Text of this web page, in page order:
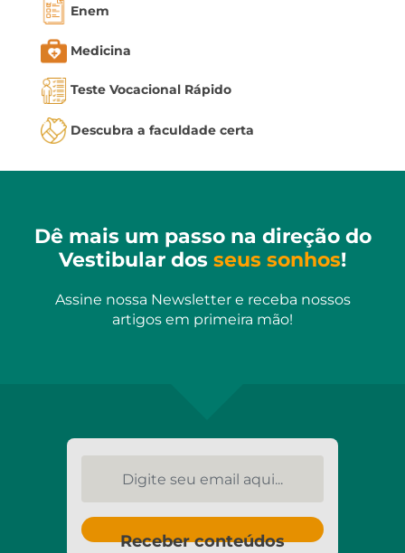
Enem
Medicina
Teste Vocacional Rápido
Descubra a faculdade certa
Dê mais um passo na direção do
Vestibular dos seus sonhos!
Assine nossa Newsletter e receba nossos
artigos em primeira mão!
Receber conteúdos